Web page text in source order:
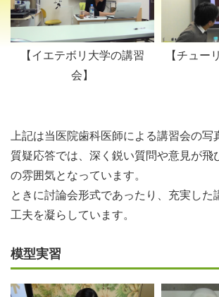
【イエテボリ大学の講習
会】
【チュー
上記は当医院歯科医師による講習会の写
質疑応答では、深く鋭い質問や意見が飛
の雰囲気となっています。
ときに討論会形式であったり、充実した
工夫を凝らしています。
模型実習